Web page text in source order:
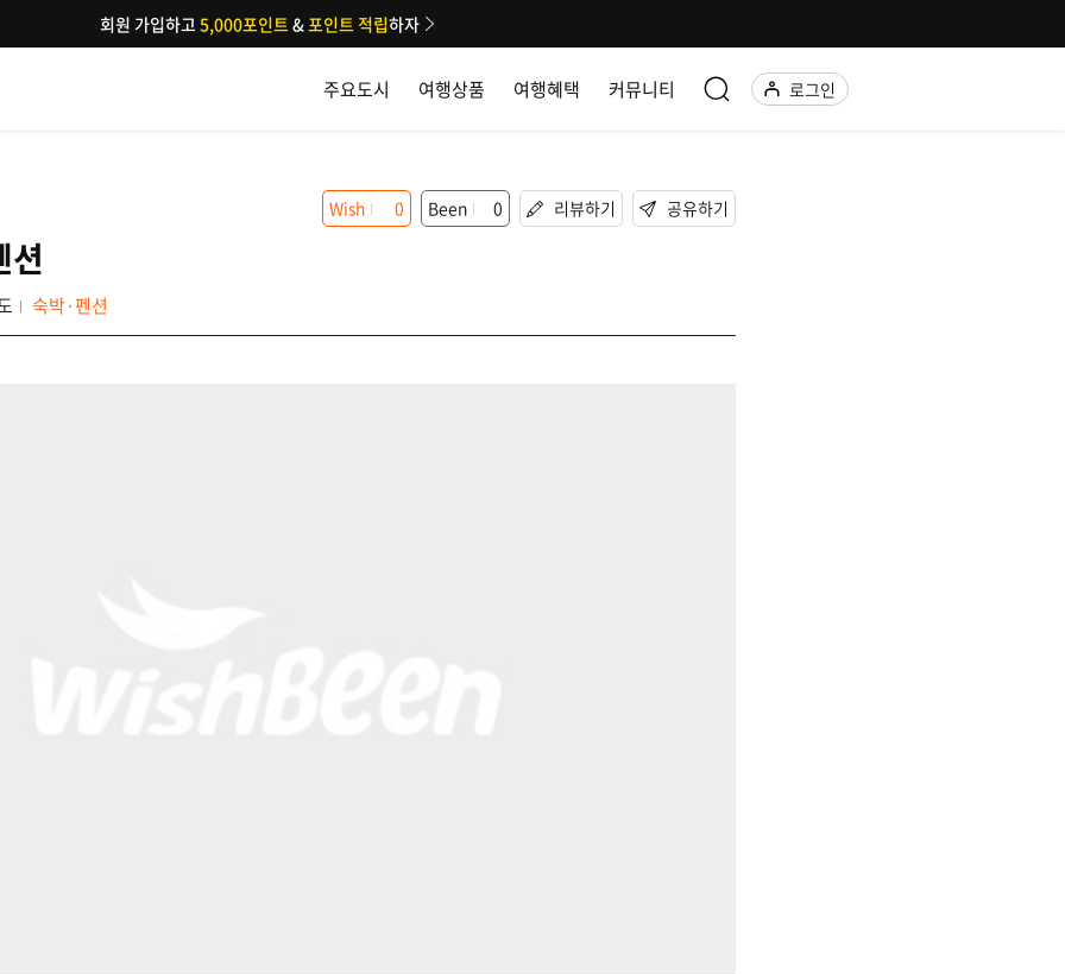
주요도시 여행상품 여행혜택 커뮤니티 로그인
회원 가입하고5,000포인트&포인트 적립하자
션
숙박·펜션
Wish 0 Been 0 리뷰하기 공유하기